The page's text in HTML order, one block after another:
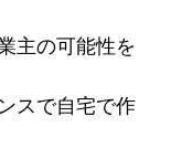
主の可能性を
スで自宅で作